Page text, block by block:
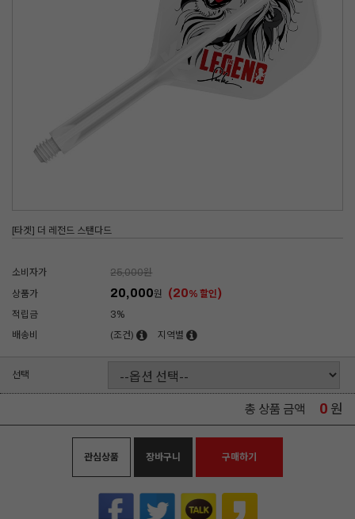
[타겟] 더 레전드 스탠다드
소비자가 25,000원
상품가
20,000원 (20% 할인)
적립금
3%
배송비
(조건) 지역별
선택
총 상품 금액 0 원
관심상품 장바구니 구매하기